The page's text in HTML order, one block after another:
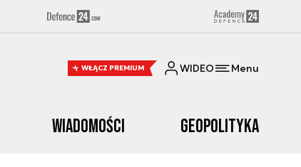
WŁĄCZ PREMIUM WIDEO Menu
Wiadomości Geopolityka